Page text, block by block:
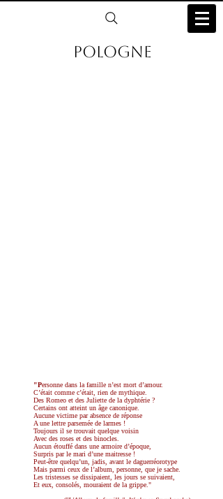
Pologne
"Personne dans la famille n’est mort d’amour.
C’était comme c’était, rien de mythique.
Des Romeo et des Juliette de la dyphtérie ?
Certains ont atteint un âge canonique.
Aucune victime par absence de réponse
A une lettre parsemée de larmes !
Toujours il se trouvait quelque voisin
Avec des roses et des binocles.
Aucun étouffé dans une armoire d’époque,
Surpris par le mari d’une maitresse !
Peut-être quelqu’un, jadis, avant le daguerréorotype
Mais parmi ceux de l’album, personne, que je sache.
Les tristesses se dissipaient, les jours se suivaient,
Et eux, consolés, mouraient de la grippe."